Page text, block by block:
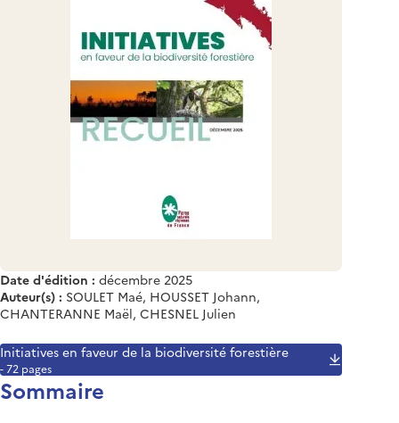
Date d'édition : décembre 2025
Auteur(s) : SOULET Maé, HOUSSET Johann,
CHANTERANNE Maël, CHESNEL Julien
Initiatives en faveur de la biodiversité forestière
- 72 pages
Sommaire